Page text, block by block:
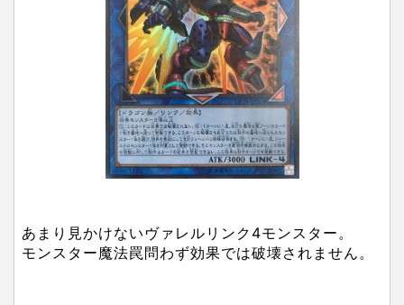
あまり見かけないヴァレルリンク4モンスター。
モンスター魔法罠問わず効果では破壊されません。